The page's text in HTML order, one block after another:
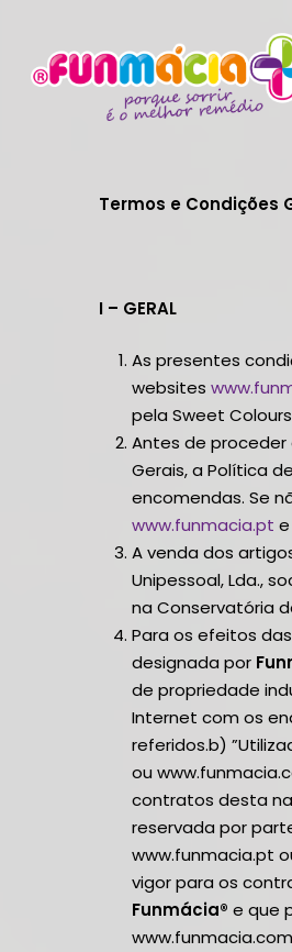
main
Termos e Condições
I – GERAL
As presentes
websites
pela Sweet
Antes de
Gerais, a Política
encomendas. Se
www.funmacia.pt
A venda dos
Unipessoal, Lda.,
na Conservatória
Para os efeitos
designada por
de propriedade
Internet com os
referidos.b)
ou
contratos desta
reservada por
www.funmacia.pt
vigor para os
Funmácia® e que